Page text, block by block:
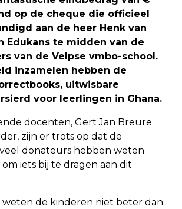
op de cheque die officieel
aan de heer Henk van
Edukans te midden van de
van de Velpse vmbo-school.
inzamelen hebben de
uitwisbare
voor leerlingen in Ghana.
docenten, Gert Jan Breure
zijn er trots op dat de
donateurs hebben weten
iets bij te dragen aan dit
de kinderen niet beter dan